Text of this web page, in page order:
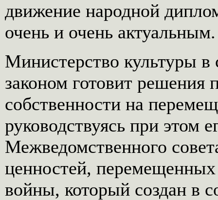
движение народной
очень и очень актуальным.
Министерство культуры
законом готовит решения
собственности на
руководствуясь при этом
Межведомственного
ценностей,
войны, который создан в